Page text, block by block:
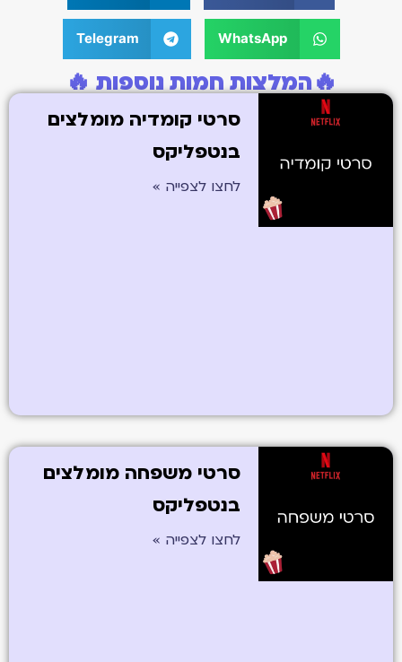
WhatsApp
Telegram
🔥המלצות חמות נוספות 🔥
סרטי קומדיה מומלצים
בנטפליקס​
לחצו לצפייה »
סרטי משפחה מומלצים
בנטפליקס
לחצו לצפייה »